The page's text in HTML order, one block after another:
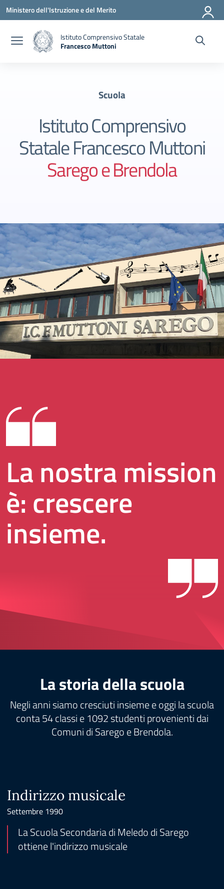
Vai ai contenuti
Vai al menu di navigazione
Vai al footer
Ministero dell'Istruzione e del Merito
Istituto Comprensivo Statale
Francesco Muttoni
Scuola
Istituto Comprensivo
Statale Francesco Muttoni
Sarego e Brendola
La nostra mission
è: crescere
insieme.
La storia della scuola
Negli anni siamo cresciuti insieme e oggi la scuola
conta 54 classi e 1092 studenti provenienti dai
Comuni di Sarego e Brendola.
Indirizzo musicale
Settembre 1990
La Scuola Secondaria di Meledo di Sarego
ottiene l'indirizzo musicale